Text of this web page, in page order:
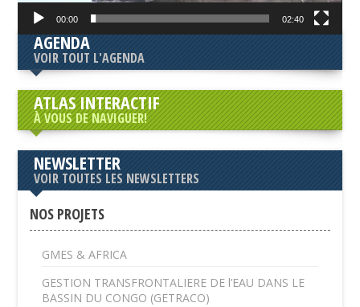
00:00 02:40
AGENDA
VOIR TOUT L'AGENDA
ATLAS INTERACTIF
À VOUS DE NAVIGUER!
NEWSLETTER
VOIR TOUTES LES NEWSLETTERS
NOS PROJETS
GMES & AFRICA
GESTION TRANSFRONTALIERE DE l’EAU DANS LE
BASSIN DU CONGO (GETRACO)